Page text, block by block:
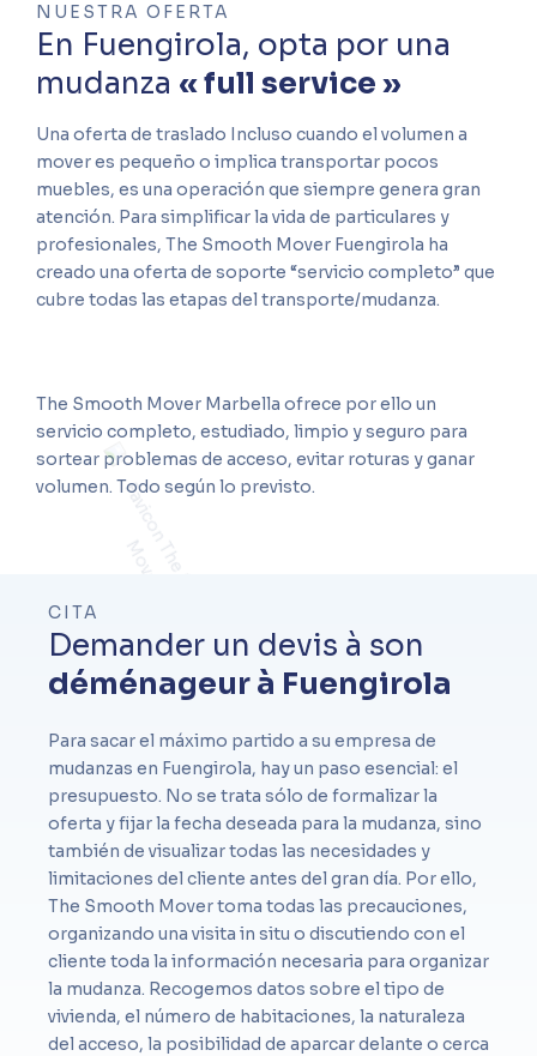
NUESTRA OFERTA
En Fuengirola, opta por una
mudanza « full service »
Una oferta de traslado Incluso cuando el volumen a
mover es pequeño o implica transportar pocos
muebles, es una operación que siempre genera gran
atención. Para simplificar la vida de particulares y
profesionales, The Smooth Mover Fuengirola ha
creado una oferta de soporte “servicio completo” que
cubre todas las etapas del transporte/mudanza.
The Smooth Mover Marbella ofrece por ello un
servicio completo, estudiado, limpio y seguro para
sortear problemas de acceso, evitar roturas y ganar
volumen. Todo según lo previsto.
CITA
Demander un devis à son
déménageur à Fuengirola
Para sacar el máximo partido a su empresa de
mudanzas en Fuengirola, hay un paso esencial: el
presupuesto. No se trata sólo de formalizar la
oferta y fijar la fecha deseada para la mudanza, sino
también de visualizar todas las necesidades y
limitaciones del cliente antes del gran día. Por ello,
The Smooth Mover toma todas las precauciones,
organizando una visita in situ o discutiendo con el
cliente toda la información necesaria para organizar
la mudanza. Recogemos datos sobre el tipo de
vivienda, el número de habitaciones, la naturaleza
del acceso, la posibilidad de aparcar delante o cerca